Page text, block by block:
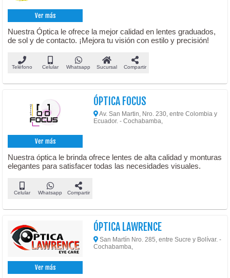
Ver más
Nuestra Óptica le ofrece la mejor calidad en lentes graduados,
de sol y de contacto. ¡Mejora tu visión con estilo y precisión!
Teléfono Celular Whatsapp Sucursal Compartir
Ver más
ÓPTICA FOCUS
Av. San Martin, Nro. 230, entre Colombia y
Ecuador. - Cochabamba,
Nuestra óptica le brinda ofrece lentes de alta calidad y monturas
elegantes para satisfacer todas las necesidades visuales.
Celular Whatsapp Compartir
Ver más
ÓPTICA LAWRENCE
San Martín Nro. 285, entre Sucre y Bolívar. -
Cochabamba,